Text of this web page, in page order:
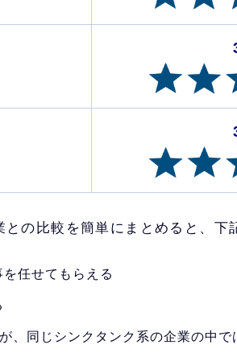
の比較を簡単にまとめると、下
任せてもらえる
、同じシンクタンク系の企業の中で